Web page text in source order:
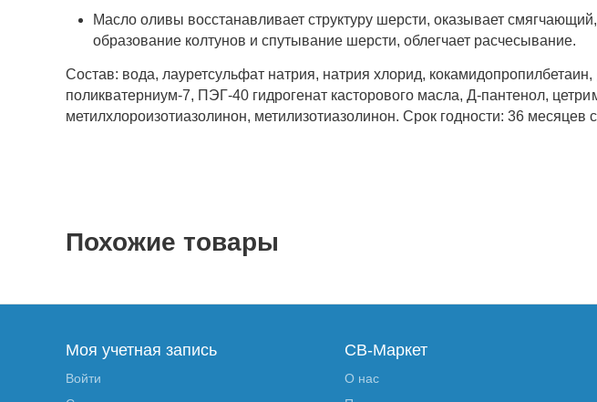
Масло оливы восстанавливает структуру шерсти, оказывает
образование колтунов и спутывание шерсти, облегчает расчесывание.
Состав: вода, лауретсульфат натрия, натрия хлорид,
поликватерниум-7, ПЭГ-40 гидрогенат касторового масла, Д-пантенол,
метилхлороизотиазолинон, метилизотиазолинон. Срок годности: 36 месяцев
Похожие товары
Моя учетная запись
Войти
СВ-Маркет
О нас